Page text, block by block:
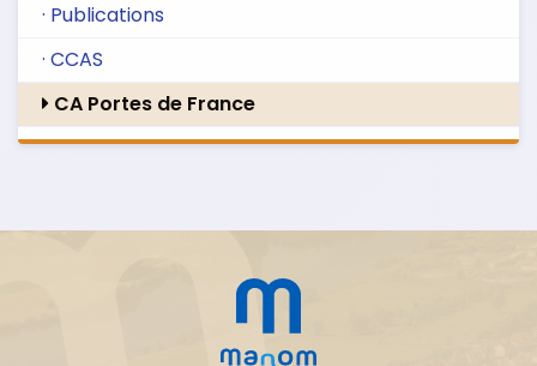
· Publications
· CCAS
CA Portes de France